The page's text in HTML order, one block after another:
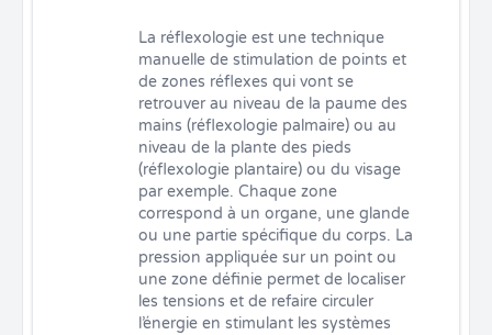
La réflexologie est une technique
manuelle de stimulation de points et
de zones réflexes qui vont se
retrouver au niveau de la paume des
mains (réflexologie palmaire) ou au
niveau de la plante des pieds
(réflexologie plantaire) ou du visage
par exemple. Chaque zone
correspond à un organe, une glande
ou une partie spécifique du corps. La
pression appliquée sur un point ou
une zone définie permet de localiser
les tensions et de refaire circuler
l’énergie en stimulant les systèmes